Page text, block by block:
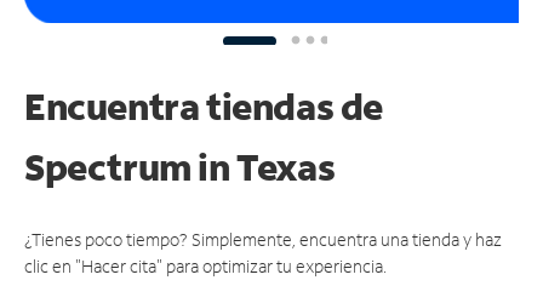
Encuentra tiendas de
Spectrumin Texas
¿Tienes poco tiempo? Simplemente, encuentra una tienda y haz
clic en "Hacer cita" para optimizar tu experiencia.